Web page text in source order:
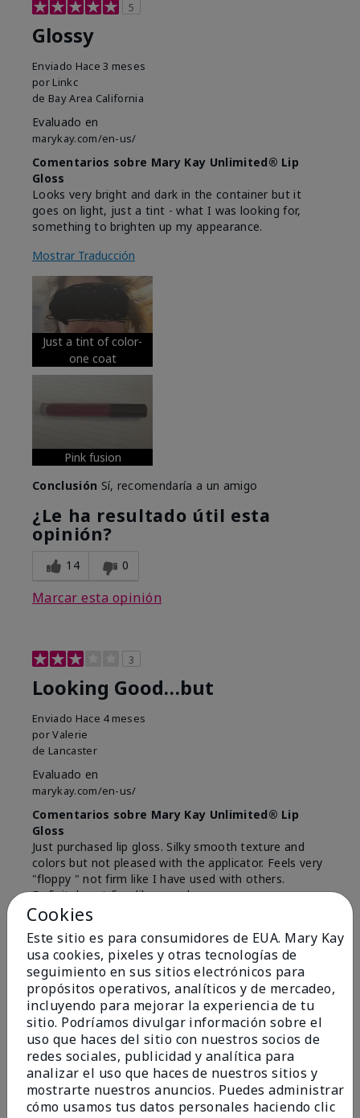
5
Glossy
Enviado Hace 3 meses
por Linkc
de Bay Area California
Evaluado en
marykay.com/en-us/
Comentarios sobre Mary Kay Unlimited® Lip
Gloss
Looks very bright and dark in the container but it
goes on light, just a tint - what I was looking for,
something to brighten up my appearance.
Mostrar Traducción
Just a tint of color-
one coat
Pink fusion
Conclusión Sí, recomendaría a un amigo
¿Le ha resultado útil esta
opinión?
14 0
Marcar esta opinión
3
Looking Good…but
Enviado Hace 4 meses
porValerie
de Lancaster
Evaluado en
marykay.com/en-us/
Comentarios sobre Mary Kay Unlimited® Lip
Gloss
Just purchased lip gloss. Silky smooth texture and
colors but not pleased with the applicator. Feels very
"floppy " not firm like I have used with others.
Definitely not firm like samples were.
Mostrar Traducción
ConclusiónSí, recomendaría a un amigo
¿Le ha resultado útil esta
opinión?
8 1
Marcar esta opinión
Cookies
Este sitio es para consumidores de EUA. Mary Kay
usa cookies, pixeles y otras tecnologías de
seguimiento en sus sitios electrónicos para
propósitos operativos, analíticos y de mercadeo,
incluyendo para mejorar la experiencia de tu
sitio. Podríamos divulgar información sobre el
uso que haces del sitio con nuestros socios de
redes sociales, publicidad y analítica para
analizar el uso que haces de nuestros sitios y
mostrarte nuestros anuncios. Puedes administrar
cómo usamos tus datos personales haciendo clic